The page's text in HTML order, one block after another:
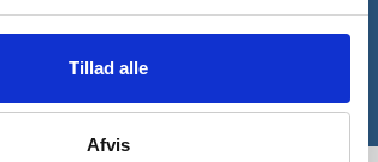
Tillad alle
Afvis
*Gælder ikke allerede nedsatte varer